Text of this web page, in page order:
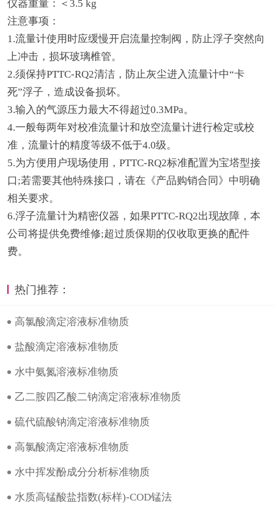
仪器重量：＜3.5 kg
注意事项：
1.流量计使用时应缓慢开启流量控制阀，防止浮子突然向
上冲击，损坏玻璃椎管。
2.须保持PTTC-RQ2清洁，防止灰尘进入流量计中“卡
死”浮子，造成设备损坏。
3.输入的气源压力最大不得超过0.3MPa。
4.一般每两年对校准流量计和放空流量计进行检定或校
准，流量计的精度等级不低于4.0级。
5.为方便用户现场使用，PTTC-RQ2标准配置为宝塔型接
口;若需要其他特殊接口，请在《产品购销合同》中明确
相关要求。
6.浮子流量计为精密仪器，如果PTTC-RQ2出现故障，本
公司将提供免费维修;超过质保期的仅收取更换的配件
费。
热门推荐：
高氯酸滴定溶液标准物质
盐酸滴定溶液标准物质
水中氨氮溶液标准物质
乙二胺四乙酸二钠滴定溶液标准物质
硫代硫酸钠滴定溶液标准物质
高氯酸滴定溶液标准物质
水中挥发酚成分分析标准物质
水质高锰酸盐指数(标样)-COD锰法